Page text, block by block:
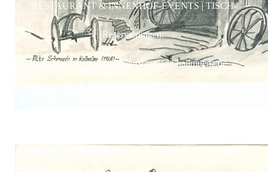
RESTAURANT & INNENHOF-EVENTS | TISCH-
Reservierungen:
E-Mail:kontakt(at)kulturschmiede-kallmuenz.de
K3-VERANSTALTUNGEN | TICKET-Reservierungen: